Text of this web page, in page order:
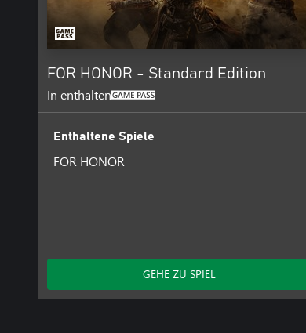
FOR HONOR - Standard Edition
In enthalten
Enthaltene Spiele
FOR HONOR
GEHE ZU SPIEL